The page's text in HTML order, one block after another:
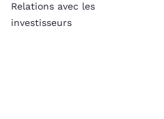
Relations avec les
investisseurs